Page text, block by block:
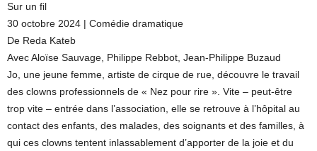
Sur un fil
30 octobre 2024 | Comédie dramatique
De Reda Kateb
Avec Aloïse Sauvage, Philippe Rebbot, Jean-Philippe Buzaud
Jo, une jeune femme, artiste de cirque de rue, découvre le travail
des clowns professionnels de « Nez pour rire ». Vite – peut-être
trop vite – entrée dans l’association, elle se retrouve à l’hôpital au
contact des enfants, des malades, des soignants et des familles, à
qui ces clowns tentent inlassablement d’apporter de la joie et du